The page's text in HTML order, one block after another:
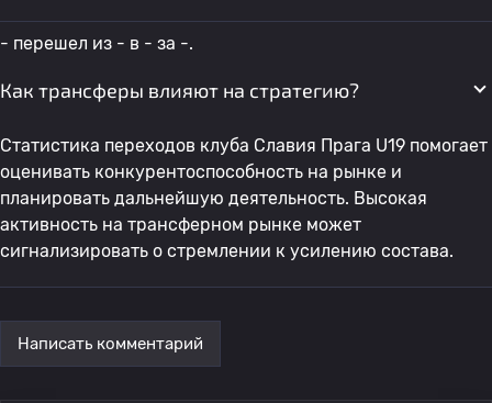
- перешел из - в - за -.
Как трансферы влияют на стратегию?
Статистика переходов клуба Славия Прага U19 помогает
оценивать конкурентоспособность на рынке и
планировать дальнейшую деятельность. Высокая
активность на трансферном рынке может
сигнализировать о стремлении к усилению состава.
Написать комментарий